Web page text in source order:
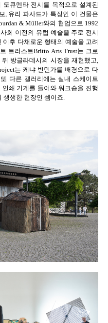
큐멘타 전시를 목적으로 설계된
유리 파사드가 특징인 이 건물은
& Müller와의 협업으로 1992
회 이전의 유럽 예술을 주로 전시
후 다채로운 형태의 예술을 고려
트러스트Britto Arts Trust는 크로
방글라데시의 시장을 재현했고
는 케냐 빈민가를 배경으로 다
또 다른 갤러리에는 실내 스케이트
쇄 기계를 들여와 워크숍을 진행
생생한 현장인 셈이죠